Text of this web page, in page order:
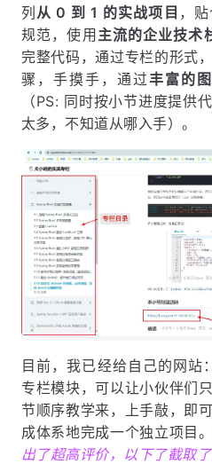
列从 0 到 1 的实战项目 ，
规范，使用主流的企业技术
完整代码，通过专栏的形式
骤，手摸手，通过丰富的
（PS: 同时按小节进度提供
太多，不知道从哪入手）。
目前，我已经给自己的网站
专栏模块，可以让小伙伴们
节顺序教学来，上手敲，即
成体系地完成一个独立项目。
出了超高评价，以下了截取